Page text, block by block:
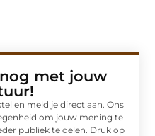
met jouw
en meld je direct aan. Ons
om jouw mening te
publiek te delen. Druk op